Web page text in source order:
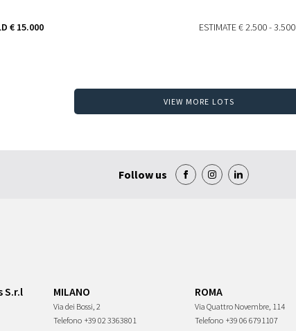
€ 15.000 ESTIMATE€ 2.500 - 3.500
VIEW MORE LOTS
Follow us
S.r.l MILANO
Via dei Bossi, 2
Telefono +39 02 3363801
ROMA
Via Quattro Novembre, 114
Telefono +39 06 6791107